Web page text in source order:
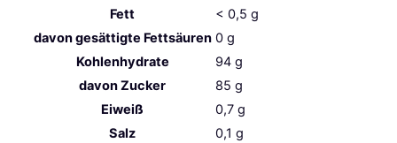
Fett
< 0,5 g
davongesättigte Fettsäuren 0 g
Kohlenhydrate
94 g
davonZucker 85 g
Eiweiß
0,7 g
Salz
0,1 g